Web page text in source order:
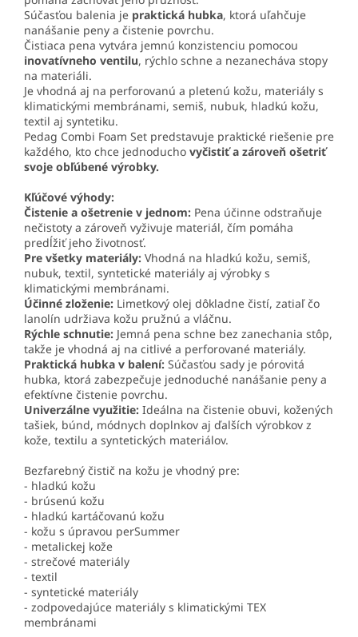
Súčasťou balenia je praktická hubka, ktorá uľahčuje
nanášanie peny a čistenie povrchu.
Čistiaca pena vytvára jemnú konzistenciu pomocou
inovatívneho ventilu, rýchlo schne a nezanecháva stopy
na materiáli.
Je vhodná aj na perforovanú a pletenú kožu, materiály s
klimatickými membránami, semiš, nubuk, hladkú kožu,
textil aj syntetiku.
Pedag Combi Foam Set predstavuje praktické riešenie pre
každého, kto chce jednoducho vyčistiť a zároveň ošetriť
svoje obľúbené výrobky.
Kľúčové výhody:
Čistenie a ošetrenie v jednom: Pena účinne odstraňuje
nečistoty a zároveň vyživuje materiál, čím pomáha
predĺžiť jeho životnosť.
Pre všetky materiály: Vhodná na hladkú kožu, semiš,
nubuk, textil, syntetické materiály aj výrobky s
klimatickými membránami.
Účinné zloženie: Limetkový olej dôkladne čistí, zatiaľ čo
lanolín udržiava kožu pružnú a vláčnu.
Rýchle schnutie: Jemná pena schne bez zanechania stôp,
takže je vhodná aj na citlivé a perforované materiály.
Praktická hubka v balení: Súčasťou sady je pórovitá
hubka, ktorá zabezpečuje jednoduché nanášanie peny a
efektívne čistenie povrchu.
Univerzálne využitie: Ideálna na čistenie obuvi, kožených
tašiek, búnd, módnych doplnkov aj ďalších výrobkov z
kože, textilu a syntetických materiálov.
Bezfarebný čistič na kožu je vhodný pre:
- hladkú kožu
- brúsenú kožu
- hladkú kartáčovanú kožu
- kožu s úpravou perSummer
- metalickej kože
- strečové materiály
- textil
- syntetické materiály
- zodpovedajúce materiály s klimatickými TEX
membránami